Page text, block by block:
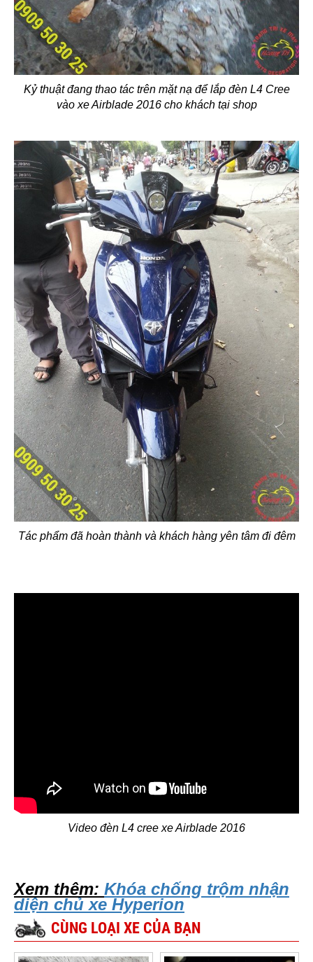
Kỷ thuật đang thao tác trên mặt nạ để lắp đèn L4 Cree
vào xe Airblade 2016 cho khách tại shop
Tác phẩm đã hoàn thành và khách hàng yên tâm đi đêm
Video đèn L4 cree xe Airblade 2016
Xem thêm: Khóa chống trộm nhận
diện chủ xe Hyperion
CÙNG LOẠI XE CỦA BẠN